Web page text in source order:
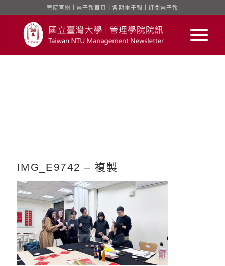
管院官網 電子報首頁 ｜各期電子報 訂閱電子報
IMG_E9742 – 複製